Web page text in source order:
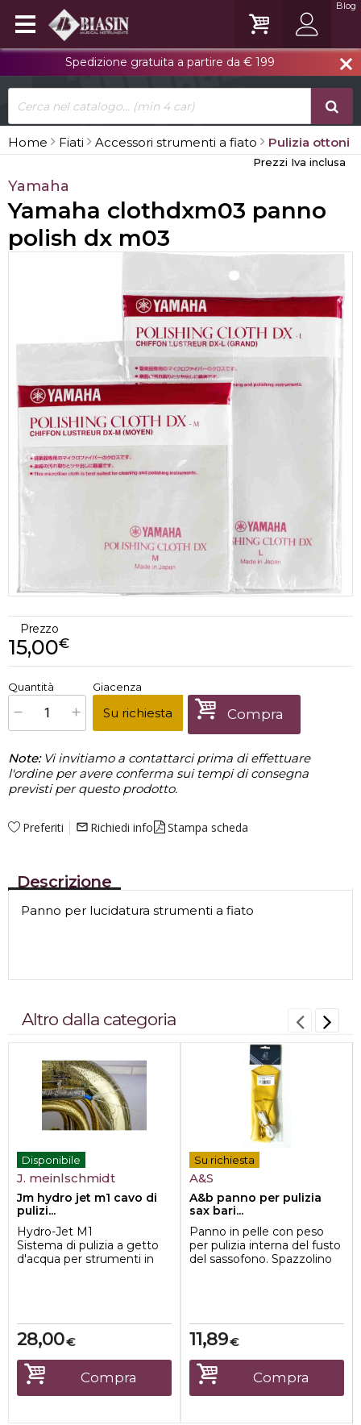
close
Spedizione gratuita a partire da € 199
Blog
Home Fiati Accessori strumenti a fiato Pulizia ottoni
Prezzi Iva inclusa
Yamaha
Yamaha clothdxm03 panno
polish dx m03
Prezzo
€
15,00
x1 Prezzo finale:€15,00
Quantità Giacenza
Su richiesta Compra
Note: Vi invitiamo a contattarci prima di effettuare
l'ordine per avere conferma sui tempi di consegna
previsti per questo prodotto.
Preferiti mail_outline Richiedi info Stampa scheda
Descrizione
Panno per lucidatura strumenti a fiato
Altro dalla categoria
Disponibile
J. meinlschmidt
Jm hydro jet m1 cavo di
pulizi...
Hydro-Jet M1
Sistema di pulizia a getto
d'acqua per strumenti in
€
28,00
Compra
Su richiesta
A&S
A&b panno per pulizia
sax bari...
Panno in pelle con peso
per pulizia interna del fusto
del sassofono. Spazzolino
€
11,89
Compra